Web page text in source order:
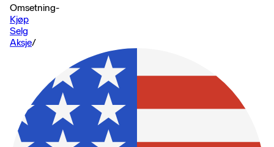
Omsetning-
Kjøp
Selg
Aksje/